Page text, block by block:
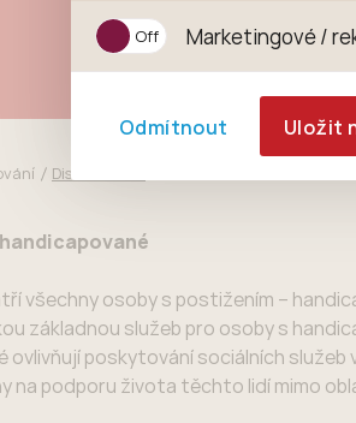
Personalizované cookies
zajišťuje lepší nákupní
pomůže vyhnout se
Marketingové /
Odmítnout
Uložit
Diskusní fóra
všechny osoby s postižením –
základnou služeb pro osoby s
ovlivňují poskytování sociálních
na podporu života těchto lidí mimo